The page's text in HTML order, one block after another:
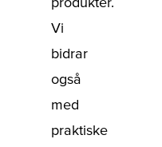
Vi
bidrar
også
med
praktiske